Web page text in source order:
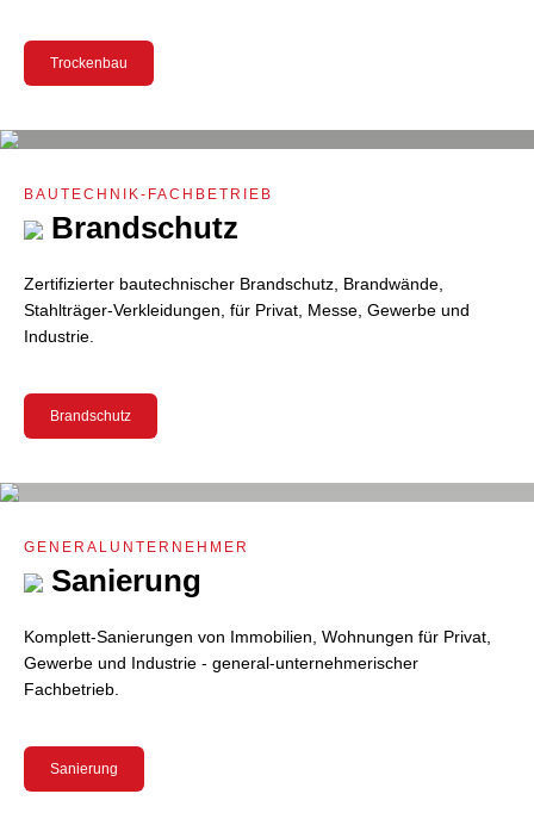
Trockenbau
BAUTECHNIK-FACHBETRIEB
Brandschutz
Zertifizierter bautechnischer Brandschutz, Brandwände,
Stahlträger-Verkleidungen, für Privat, Messe, Gewerbe und
Industrie.
Brandschutz
GENERALUNTERNEHMER
Sanierung
Komplett-Sanierungen von Immobilien, Wohnungen für Privat,
Gewerbe und Industrie - general-unternehmerischer
Fachbetrieb.
Sanierung